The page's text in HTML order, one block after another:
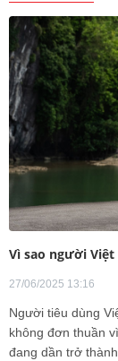
Vì sao người Việt
27/06/2025 13:16
Người tiêu dùng
không đơn thuần
đang dần trở